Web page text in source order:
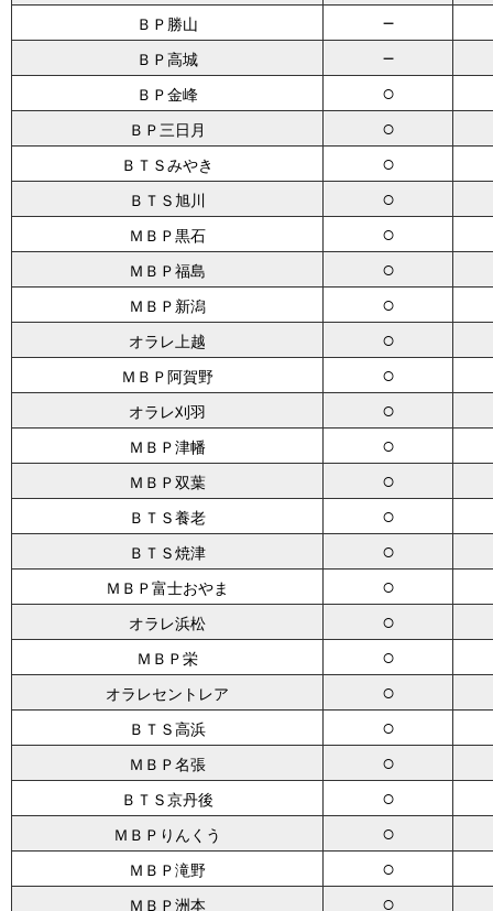
ＢＰ勝山 －
ＢＰ高城 －
ＢＰ金峰 ○
ＢＰ三日月 ○
ＢＴＳみやき ○
ＢＴＳ旭川 ○
ＭＢＰ黒石 ○
ＭＢＰ福島 ○
ＭＢＰ新潟 ○
オラレ上越 ○
ＭＢＰ阿賀野 ○
オラレ刈羽 ○
ＭＢＰ津幡 ○
ＭＢＰ双葉 ○
ＢＴＳ養老 ○
ＢＴＳ焼津 ○
ＭＢＰ富士おやま ○
オラレ浜松 ○
ＭＢＰ栄 ○
オラレセントレア ○
ＢＴＳ高浜 ○
ＭＢＰ名張 ○
ＢＴＳ京丹後 ○
ＭＢＰりんくう ○
ＭＢＰ滝野 ○
ＭＢＰ洲本 ○